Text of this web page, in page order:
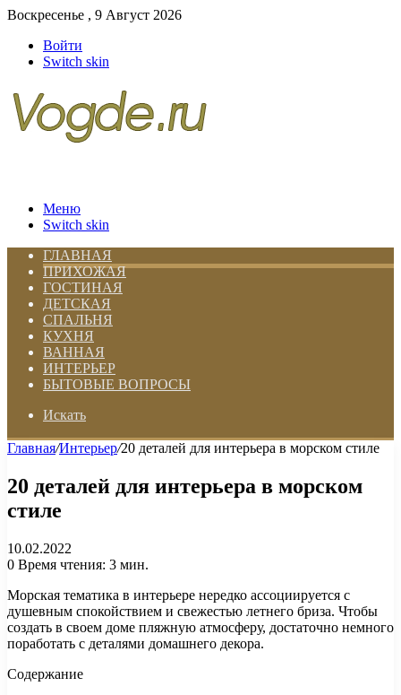
Воскресенье , 9 Август 2026
Войти
Switch skin
Меню
Switch skin
ГЛАВНАЯ
ПРИХОЖАЯ
ГОСТИНАЯ
ДЕТСКАЯ
СПАЛЬНЯ
КУХНЯ
ВАННАЯ
ИНТЕРЬЕР
БЫТОВЫЕ ВОПРОСЫ
Искать
Главная/Интерьер/20 деталей для интерьера в морском стиле
20 деталей для интерьера в морском
стиле
10.02.2022
0 Время чтения: 3 мин.
Морская тематика в интерьере нередко ассоциируется с
душевным спокойствием и свежестью летнего бриза. Чтобы
создать в своем доме пляжную атмосферу, достаточно немного
поработать с деталями домашнего декора.
Содержание